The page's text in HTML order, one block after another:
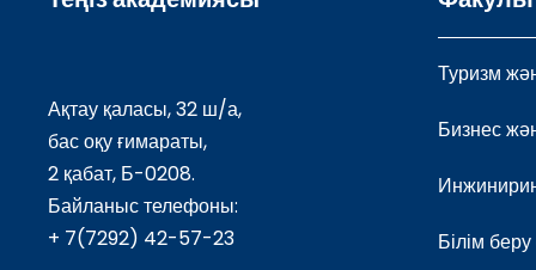
Ақтау қаласы, 32 ш/а,
бас оқу ғимараты,
2 қабат, Б-0208.
Байланыс телефоны:
+ 7(7292) 42-57-23
Туризм
Бизнес
Білім